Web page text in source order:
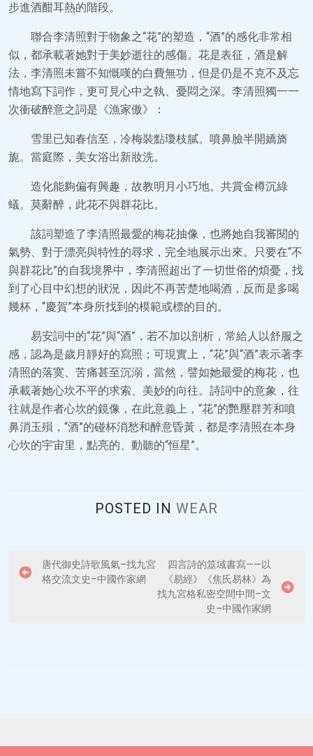
步進酒酣耳熱的階段。
聯合李清照對于物象之“花”的塑造，“酒”的感化非常相
似，都承載著她對于美妙逝往的感傷。花是表征，酒是解
法，李清照未嘗不知慨嘆的白費無功，但是仍是不克不及忘
情地寫下詞作，更可見心中之執、憂悶之深。李清照獨一一
次衝破醉意之詞是《漁家傲》：
雪里已知春信至，冷梅裝點瓊枝膩。噴鼻臉半開嬌旖
旎。當庭際，美女浴出新妝洗。
造化能夠偏有興趣，故教明月小巧地。共賞金樽沉綠
蟻。莫辭醉，此花不與群花比。
該詞塑造了李清照最愛的梅花抽像，也將她自我審閱的
氣勢、對于漂亮與特性的尋求，完全地展示出來。只要在“不
與群花比”的自我境界中，李清照超出了一切世俗的煩憂，找
到了心目中幻想的狀況，因此不再苦楚地喝酒，反而是多喝
幾杯，“慶賀”本身所找到的模範或標的目的。
易安詞中的“花”與“酒”，若不加以剖析，常給人以舒服之
感，認為是歲月靜好的寫照；可現實上，“花”與“酒”表示著李
清照的落寞、苦痛甚至沉溺，當然，譬如她最愛的梅花，也
承載著她心坎不平的求索、美妙的向往。詩詞中的意象，往
往就是作者心坎的鏡像，在此意義上，“花”的艷壓群芳和噴
鼻消玉殞，“酒”的碰杯消愁和醉意昏黃，都是李清照在本身
心坎的宇宙里，點亮的、動聽的“恒星”。
POSTED IN WEAR
P
唐代御史詩歌風氣–找九宮
格交流文史–中國作家網
四言詩的筮域書寫——以
《易經》《焦氏易林》為
找九宮格私密空間中間–文
史–中國作家網